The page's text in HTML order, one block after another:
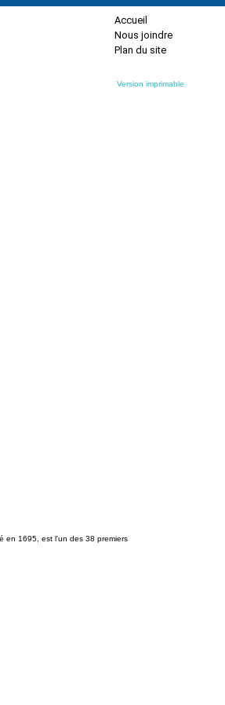
Accueil
Nous joindre
Plan du site
Version imprimable
en 1695, est l'un des 38 premiers